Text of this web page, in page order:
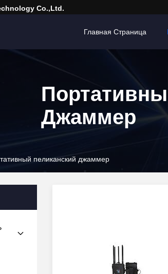
Co.,Ltd.
Главная Страница
Джаммер
пеликанский джаммер